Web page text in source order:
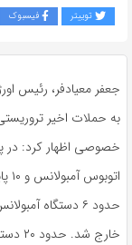
توییتر فیسبوک
جعفر معیادفر، رئیس
به حملات اخیر
حدود ۶ دستگاه